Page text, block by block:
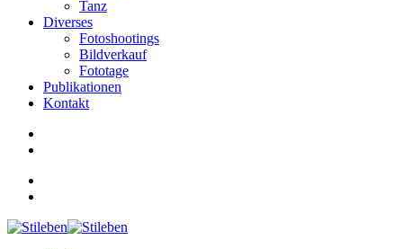
Tanz
Diverses
Fotoshootings
Bildverkauf
Fototage
Publikationen
Kontakt